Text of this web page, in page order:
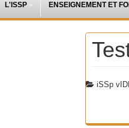
L'ISSP ENSEIGNEMENT ET
iSSp